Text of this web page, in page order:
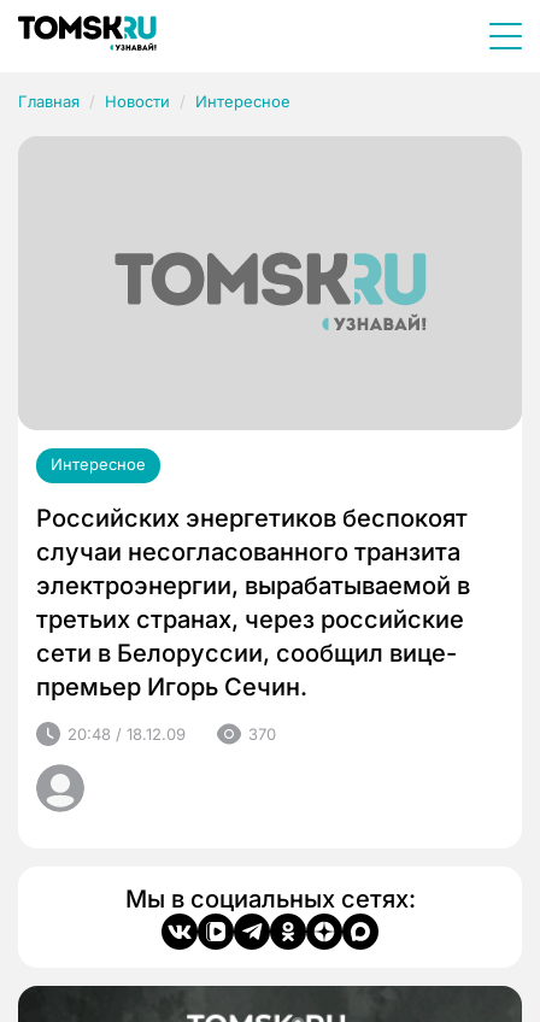
Главная Новости Интересное
Интересное
Российских энергетиков беспокоят
случаи несогласованного транзита
электроэнергии, вырабатываемой в
третьих странах, через российские
сети в Белоруссии, сообщил вице-
премьер Игорь Сечин.
20:48 / 18.12.09 370
Мы в социальных сетях: